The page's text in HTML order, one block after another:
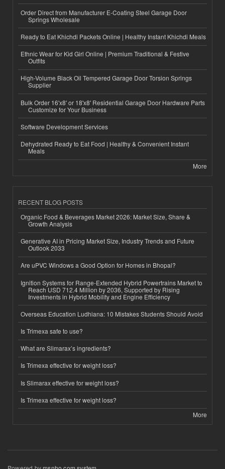
Order Direct from Manufacturer E-Coating Steel Garage Door
Springs Wholesale
Ready to Eat Khichdi Packets Online | Healthy Instant Khichdi Meals
Ethnic Wear for Kid Girl Online | Premium Traditional & Festive
Outfits
High-Volume Black Oil Tempered Garage Door Torsion Springs
Supplier
Bulk Order 16'x8' or 18'x8' Residential Garage Door Hardware Parts
Customize for Your Business
Software Development Services
Dehydrated Ready to Eat Food | Healthy & Convenient Instant
Meals
More
RECENT BLOG POSTS
Organic Food & Beverages Market 2026: Market Size, Share &
Growth Analysis
Generative AI in Pricing Market Size, Industry Trends and Future
Outlook 2033
Are uPVC Windows a Good Option for Homes in Bhopal?
Ignition Systems for Range-Extended Hybrid Powertrains Market to
Reach USD 712.4 Million by 2036, Supported by Rising
Investments in Hybrid Mobility and Engine Efficiency
Overseas Education Ludhiana: 10 Mistakes Students Should Avoid
Is Trimexa safe to use?
What are Slimarax’s ingredients?
Is Trimexa effective for weight loss?
Is Slimarax effective for weight loss?
Is Trimexa effective for weight loss?
More